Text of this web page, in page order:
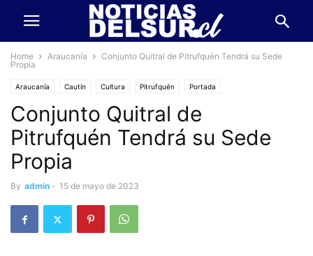
Home Araucanía
Conjunto Quitral de Pitrufquén Tendrá su Sede
Propia
Araucanía Cautín Cultura Pitrufquén Portada
Conjunto Quitral de
Pitrufquén Tendrá su Sede
Propia
By admin - 15 de mayo de 2023